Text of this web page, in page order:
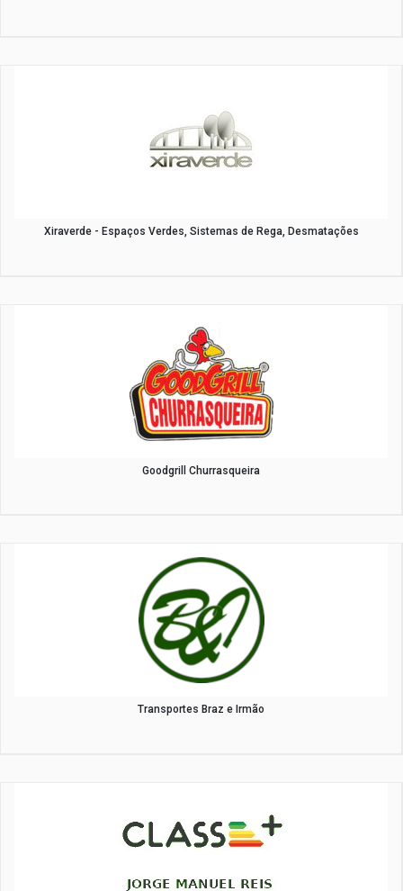
Xiraverde - Espaços Verdes, Sistemas de Rega, Desmatações
Goodgrill Churrasqueira
Transportes Braz e Irmão